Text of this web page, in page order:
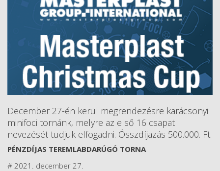
December 27-én kerül megrendezésre karácsonyi
minifoci tornánk, melyre az első 16 csapat
nevezését tudjuk elfogadni. Összdíjazás 500.000. Ft.
PÉNZDÍJAS TEREMLABDARÚGÓ TORNA
# 2021. december 27.